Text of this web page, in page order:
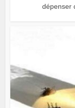
dépenser